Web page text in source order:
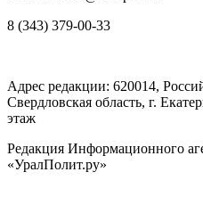
8 (343) 379-00-33
Адрес редакции: 620014,
Свердловская область, г.
этаж
Редакция Информационного
«УралПолит.ру»